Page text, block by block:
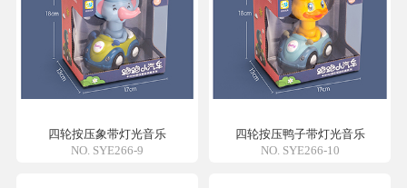
四轮按压象带灯光音乐
NO. SYE266-9
四轮按压鸭子带灯光音乐
NO. SYE266-10